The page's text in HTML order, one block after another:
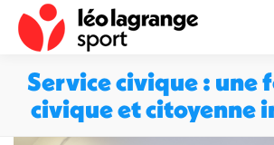
Service civique : une
civique et citoyenne
Vous êtes